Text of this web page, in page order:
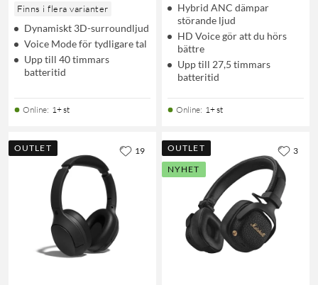
Finns i flera varianter
Dynamiskt 3D-surroundljud
Voice Mode för tydligare tal
Upp till 40 timmars
batteritid
Online: 1+ st
Hybrid ANC dämpar
störande ljud
HD Voice gör att du hörs
bättre
Upp till 27,5 timmars
batteritid
Online: 1+ st
OUTLET 19
OUTLET
NYHET
3